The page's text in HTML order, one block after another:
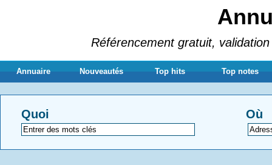
Référencement gratuit,
Annuaire Nouveautés Top hits Top notes
Quoi Où